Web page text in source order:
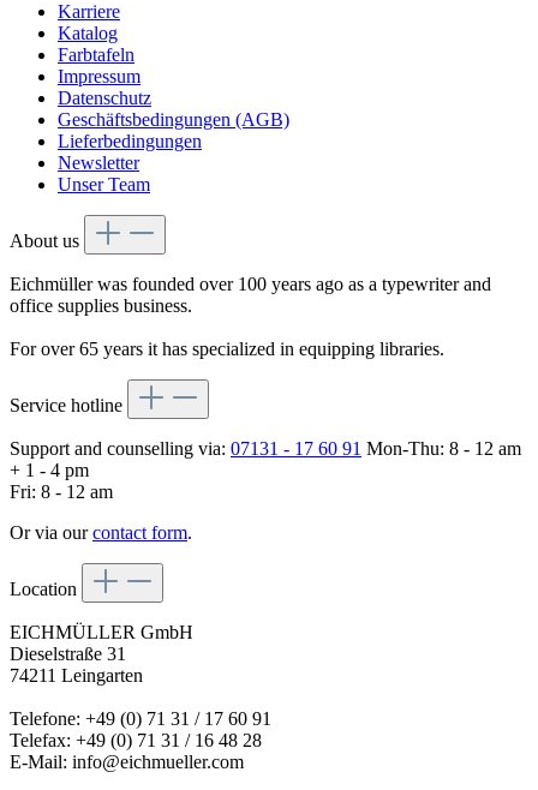
Karriere
Katalog
Farbtafeln
Impressum
Datenschutz
Geschäftsbedingungen (AGB)
Lieferbedingungen
Newsletter
Unser Team
About us
Eichmüller was founded over 100 years ago as a typewriter and
office supplies business.
For over 65 years it has specialized in equipping libraries.
Service hotline
Support and counselling via: 07131 - 17 60 91 Mon-Thu: 8 - 12 am
+ 1 - 4 pm
Fri: 8 - 12 am
Or via ourcontact form.
Location
EICHMÜLLER GmbH
Dieselstraße 31
74211 Leingarten
Telefone: +49 (0) 71 31 / 17 60 91
Telefax: +49 (0) 71 31 / 16 48 28
E-Mail: info@eichmueller.com